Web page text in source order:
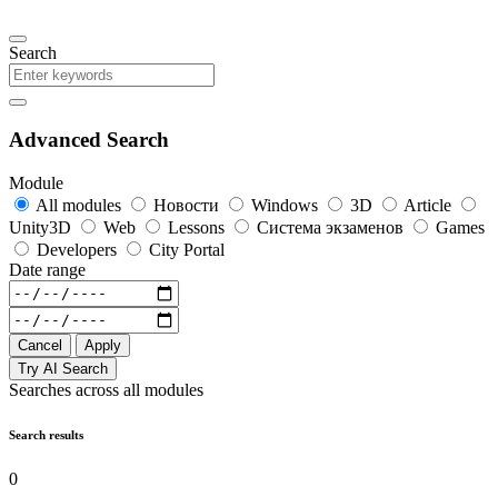
Search
Advanced Search
Module
All modules
Новости Windows 3D
Article
Unity3D
Web Lessons Система экзаменов
Games
Developers
City Portal
Date range
Cancel
Apply
Try AI Search
Searches across all modules
Search results
0